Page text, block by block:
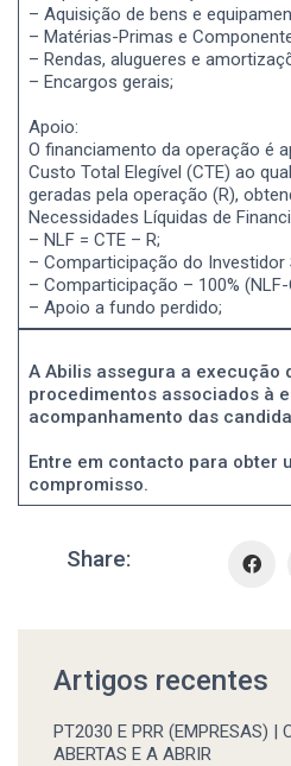
– Aquisição de bens e
– Matérias-Primas e
– Rendas, alugueres e
– Encargos gerais;
Apoio:
O financiamento da operação é
Custo Total Elegível (CTE) ao
geradas pela operação (R),
Necessidades Líquidas de
– NLF = CTE – R;
– Comparticipação do Investidor
– Comparticipação – 100% (NLF-
– Apoio a fundo perdido;
A Abilis assegura a execução
procedimentos associados à
acompanhamento das
Entre em contacto para obter
compromisso.
Share:
Artigos recentes
PT2030 E PRR (EMPRESAS) |
ABERTAS E A ABRIR